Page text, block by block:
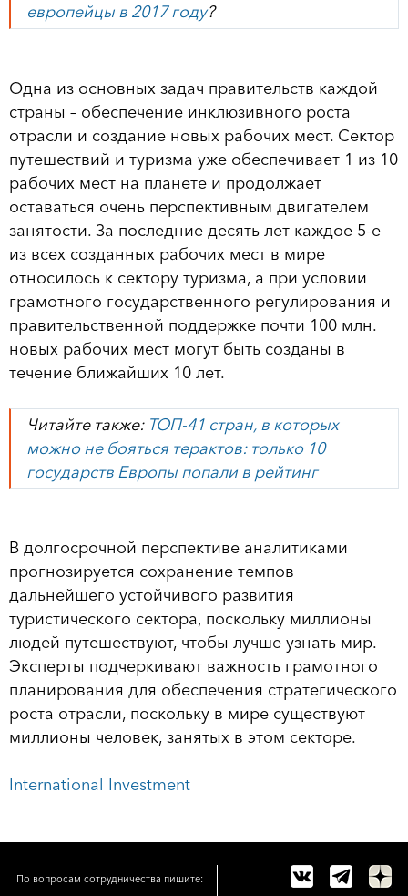
европейцы в 2017 году?
Одна из основных задач правительств каждой
страны – обеспечение инклюзивного роста
отрасли и создание новых рабочих мест. Сектор
путешествий и туризма уже обеспечивает 1 из 10
рабочих мест на планете и продолжает
оставаться очень перспективным двигателем
занятости. За последние десять лет каждое 5-е
из всех созданных рабочих мест в мире
относилось к сектору туризма, а при условии
грамотного государственного регулирования и
правительственной поддержке почти 100 млн.
новых рабочих мест могут быть созданы в
течение ближайших 10 лет.
Читайте также: ТОП-41 стран, в которых
можно не бояться терактов: только 10
государств Европы попали в рейтинг
В долгосрочной перспективе аналитиками
прогнозируется сохранение темпов
дальнейшего устойчивого развития
туристического сектора, поскольку миллионы
людей путешествуют, чтобы лучше узнать мир.
Эксперты подчеркивают важность грамотного
планирования для обеспечения стратегического
роста отрасли, поскольку в мире существуют
миллионы человек, занятых в этом секторе.
International Investment
По вопросам сотрудничества пишите: